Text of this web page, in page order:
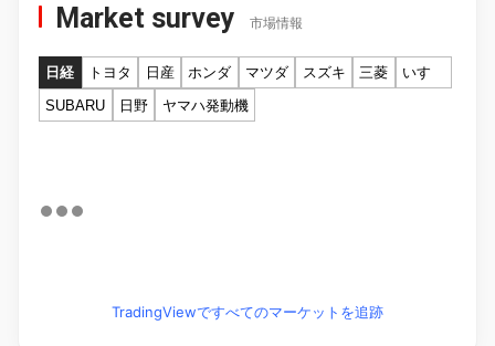
Market survey 市場情報
日経 トヨタ 日産 ホンダ マツダ スズキ 三菱
いすゞ
SUBARU
日野 ヤマハ発動機
TradingViewですべてのマーケットを追跡